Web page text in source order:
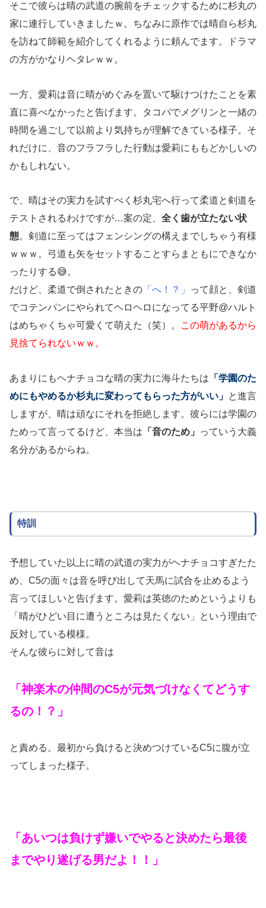
そこで彼らは晴の武道の腕前をチェックするために杉丸の
家に連行していきましたｗ。ちなみに原作では晴自ら杉丸
を訪ねて師範を紹介してくれるように頼んでます。ドラマ
の方がかなりヘタレｗｗ。
一方、愛莉は音に晴がめぐみを置いて駆けつけたことを素
直に喜べなかったと告げます。タコパでメグリンと一緒の
時間を過ごして以前より気持ちが理解できている様子。そ
れだけに、音のフラフラした行動は愛莉にももどかしいの
かもしれない。
で、晴はその実力を試すべく杉丸宅へ行って柔道と剣道を
テストされるわけですが…案の定、 全く歯が立たない状
態。剣道に至ってはフェンシングの構えまでしちゃう有様
ｗｗｗ。弓道も矢をセットすることすらまともにできなか
ったりする😅。
だけど、柔道で倒されたときの 「へ！？」
って顔と、剣道
でコテンパンにやられてヘロヘロになってる平野@ハルト
はめちゃくちゃ可愛くて萌えた（笑）。
この萌があるから
見捨てられないｗｗ。
あまりにもヘナチョコな晴の実力に海斗たちは 「学園のた
めにもやめるか杉丸に変わってもらった方がいい」 と進言
しますが、晴は頑なにそれを拒絶します。彼らには学園の
ためって言ってるけど、本当は 「音のため」
っていう大義
名分があるからね。
特訓
予想していた以上に晴の武道の実力がヘナチョコすぎたた
め、C5の面々は音を呼び出して天馬に試合を止めるよう
言ってほしいと告げます。愛莉は英徳のためというよりも
「晴がひどい目に遭うところは見たくない」という理由で
反対している模様。
そんな彼らに対して音は
「神楽木の仲間のC5が元気づけなくてどうす
るの！？」
と責める。最初から負けると決めつけているC5に腹が立
ってしまった様子。
「あいつは負けず嫌いでやると決めたら最後
までやり遂げる男だよ！！」